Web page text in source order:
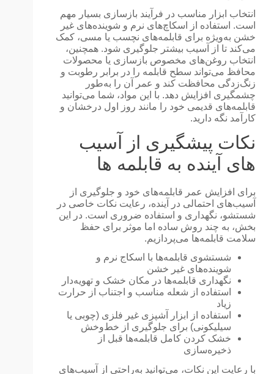
انتخاب ابزار مناسب در فرآیند بازسازی بسیار مهم
است. استفاده از اسکاچ‌های نرم و شوینده‌های غیر
خشن به‌ویژه برای قابلمه‌های نچسب یا مسی، کمک
می‌کند تا از آسیب بیشتر جلوگیری شود. همچنین،
انتخاب روغن‌های مخصوص بازسازی یا محصولات
محافظ می‌تواند سطح قابلمه را در برابر رطوبت و
زنگ‌زدگی محافظت کند و عمر آن را به‌طور
چشمگیری افزایش دهد. با این مواد، شما می‌توانید
قابلمه‌های قدیمی خود را مانند روز اول درخشان و
کارآمد نگه دارید.
نکات پیشگیری از آسیب
های آینده به قابلمه ها
برای افزایش عمر قابلمه‌های خود و جلوگیری از
آسیب‌های احتمالی در آینده، رعایت نکات خاصی در
شستشو، نگهداری و استفاده ضروری است. در این
بخش، به چند روش ساده اما موثر برای حفظ
سلامت قابلمه‌ها می‌پردازیم.
شستشوی قابلمه‌ها با اسکاج نرم و
شوینده‌های غیر خشن
نگهداری قابلمه‌ها در مکان خشک و تهویه‌دار
استفاده از شعله مناسب و اجتناب از حرارت
زیاد
استفاده از ابزار آشپزی غیر فلزی (چوبی یا
سیلیکونی) برای جلوگیری از خط‌وخش
خشک کردن کامل قابلمه‌ها قبل از
ذخیره‌سازی
با رعایت این نکات، می‌توانید به‌راحتی از آسیب‌های